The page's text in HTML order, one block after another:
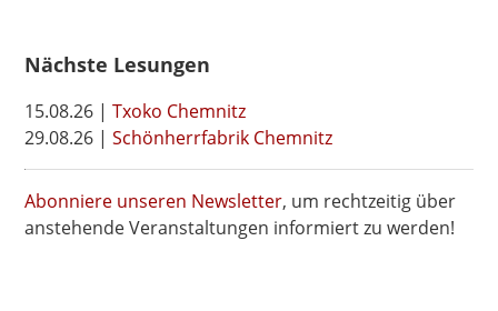
Nächste Lesungen
15.08.26 |Txoko Chemnitz
29.08.26 |Schönherrfabrik Chemnitz
Abonniere unseren Newsletter, um rechtzeitig über
anstehende Veranstaltungen informiert zu werden!